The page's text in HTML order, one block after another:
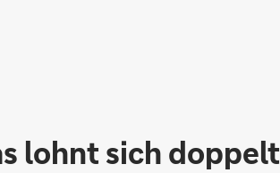
lohnt sich doppelt